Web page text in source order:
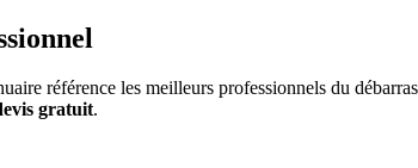
référence les meilleurs professionnels du
gratuit.